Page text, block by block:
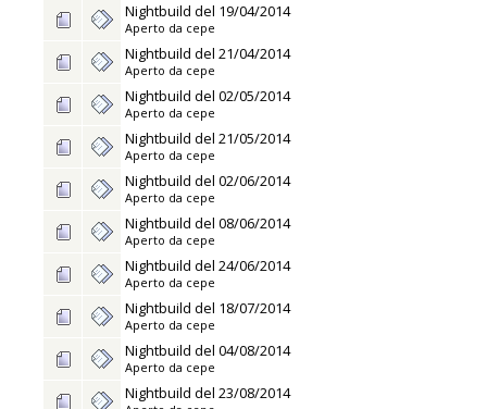
Nightbuild del 19/04/2014
Aperto da cepe
Nightbuild del 21/04/2014
Aperto da cepe
Nightbuild del 02/05/2014
Aperto da cepe
Nightbuild del 21/05/2014
Aperto da cepe
Nightbuild del 02/06/2014
Aperto da cepe
Nightbuild del 08/06/2014
Aperto da cepe
Nightbuild del 24/06/2014
Aperto da cepe
Nightbuild del 18/07/2014
Aperto da cepe
Nightbuild del 04/08/2014
Aperto da cepe
Nightbuild del 23/08/2014